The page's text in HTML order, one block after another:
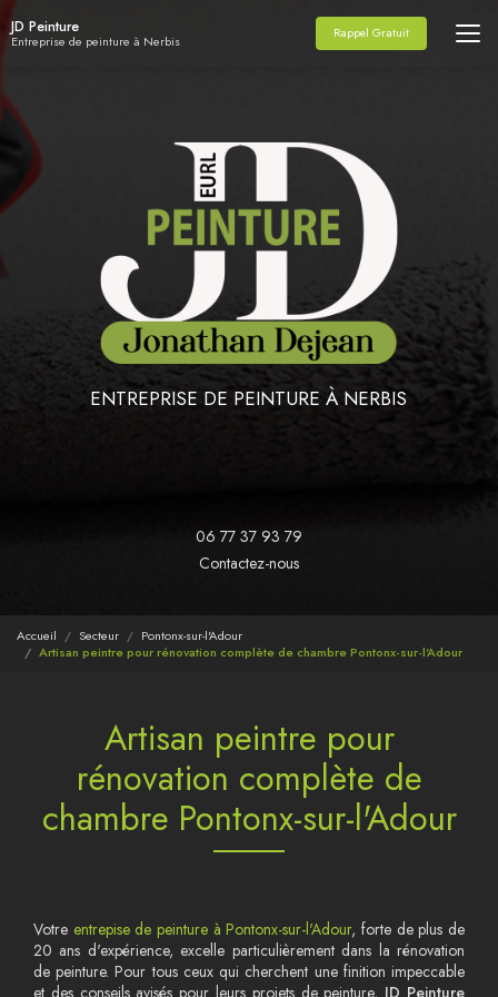
au
contenu
JD Peinture
Entreprise de peinture à Nerbis Rappel Gratuit
ENTREPRISE DE PEINTURE À NERBIS
06 77 37 93 79
Contactez-nous
Accueil Secteur
Pontonx-sur-l'Adour
Artisan peintre pour rénovation complète de chambre Pontonx-sur-l'Adour
Artisan peintre pour
rénovation complète de
chambre Pontonx-sur-l'Adour
Votre entrepise de peinture à Pontonx-sur-l'Adour, forte de plus de
20 ans d'expérience, excelle particulièrement dans la rénovation
de peinture. Pour tous ceux qui cherchent une finition impeccable
et des conseils avisés pour leurs projets de peinture, JD Peinture